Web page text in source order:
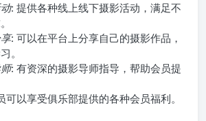
: 提供各种线上线下摄影活动，满足不
: 可以在平台上分享自己的摄影作品，
。
: 有资深的摄影导师指导，帮助会员提
可以享受俱乐部提供的各种会员福利。